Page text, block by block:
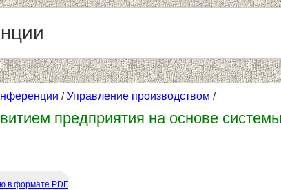
/Управление производством /
предприятия на основе
в формате PDF